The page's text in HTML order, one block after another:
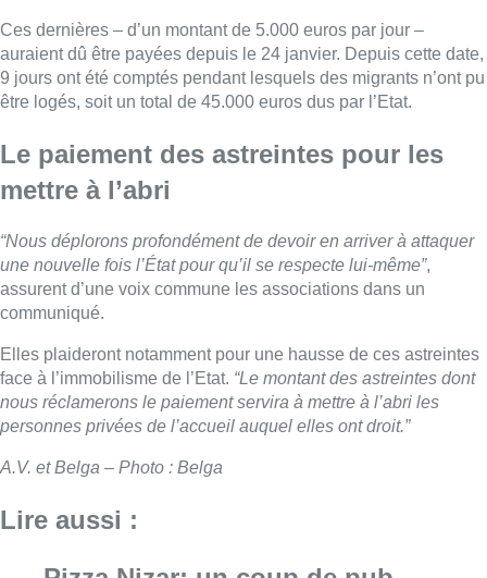
Ces dernières – d’un montant de 5.000 euros par jour –
auraient dû être payées depuis le 24 janvier. Depuis cette date,
9 jours ont été comptés pendant lesquels des migrants n’ont pu
être logés, soit un total de 45.000 euros dus par l’Etat.
Le paiement des astreintes pour les
mettre à l’abri
“Nous déplorons profondément de devoir en arriver à attaquer
une nouvelle fois l’État pour qu’il se respecte lui-même”,
assurent d’une voix commune les associations dans un
communiqué.
Elles plaideront notamment pour une hausse de ces astreintes
face à l’immobilisme de l’Etat. “Le montant des astreintes dont
nous réclamerons le paiement servira à mettre à l’abri les
personnes privées de l’accueil auquel elles ont droit.”
A.V. et Belga – Photo : Belga
Lire aussi :